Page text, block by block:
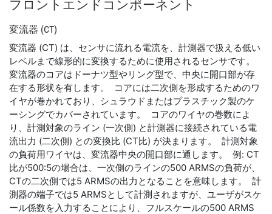
フロント エンド コンポーネント
変流器 (CT)
変流器 (CT) は、センサに流れる電流を、計測器で扱える低い
レベルまで線形的に変換するために使用されるセンサです。
変流器のコアはドーナツ型やリング型で、中央に開口部が存
在する形状を有します。 コアには二次側を形成するためのワ
イヤが巻かれており、シュラウドまたはプラスチック製のケ
ーシングでカバーされています。 コアのワイヤの巻数によ
り、計測対象のライン (一次側) と計測器に接続されている電
流出力 (二次側) との変換比 (CT比) が決まります。 計測対象
の負荷用ワイヤは、変流器中央の開口部に通します。 例: CT
比が500:5の場合は、一次側のラインの500 ARMSの負荷が、
CTの二次側では5 ARMSの出力となることを意味します。 計
測器の端子では5 ARMSとして計測されますが、ユーザがスケ
ール係数を入力することにより、フルスケールの500 ARMS